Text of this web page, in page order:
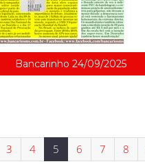
Bancarinho 24/09/2025
3 4 5 6 7 8